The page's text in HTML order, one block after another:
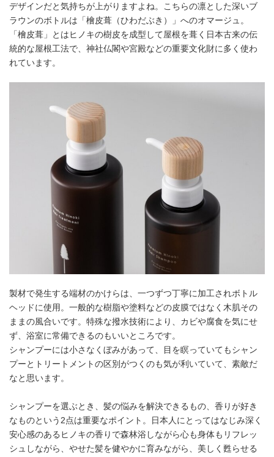
デザインだと気持ちが上がりますよね。こちらの凛とした深いブ
ラウンのボトルは「檜皮葺（ひわだぶき）」へのオマージュ。
「檜皮葺」とはヒノキの樹皮を成型して屋根を葺く日本古来の伝
統的な屋根工法で、神社仏閣や宮殿などの重要文化財に多く使わ
れています。
製材で発生する端材のかけらは、一つずつ丁寧に加工されボトル
ヘッドに使用。一般的な樹脂や塗料などの皮膜ではなく木肌その
ままの風合いです。特殊な撥水技術により、カビや腐食を気にせ
ず、浴室に常備できるのもいいところです。
シャンプーには小さなくぼみがあって、目を瞑っていてもシャン
プーとトリートメントの区別がつくのも気が利いていて、素敵だ
なと思います。
シャンプーを選ぶとき、髪の悩みを解決できるもの、香りが好き
なものという2点は重要なポイント。日本人にとってはなじみ深く
安心感のあるヒノキの香りで森林浴しながら心も身体もリフレッ
シュしながら、やせた髪を健やかに育みながら、美しく甦らせる